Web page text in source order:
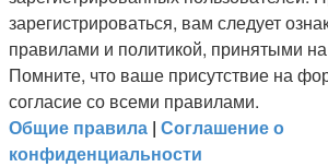
зарегистрироваться, вам следует
правилами и политикой, принятыми
Помните, что ваше присутствие на
согласие со всеми правилами.
Общие правила | Соглашение о
конфиденциальности